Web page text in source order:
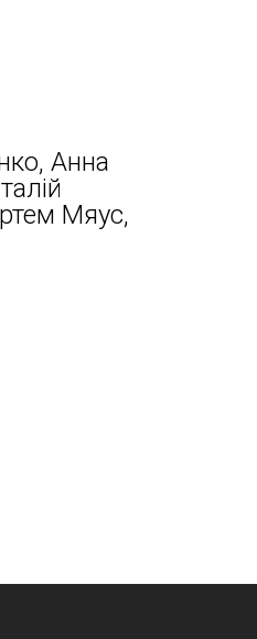
Анна
Мяус,